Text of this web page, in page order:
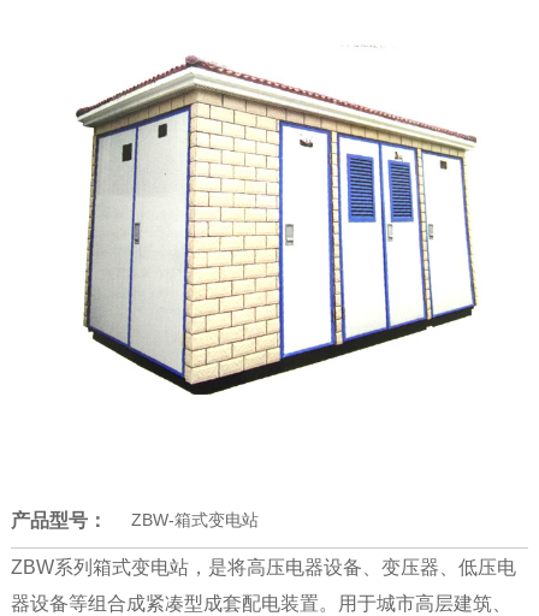
产品型号： ZBW-箱式变电站
ZBW系列箱式变电站，是将高压电器设备、变压器、低压电
器设备等组合成紧凑型成套配电装置。用于城市高层建筑、